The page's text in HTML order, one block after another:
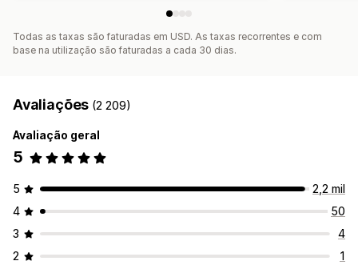
Todas as taxas são faturadas em USD. As taxas recorrentes e com
base na utilização são faturadas a cada 30 dias.
Avaliações (2 209)
Avaliação geral
5
5
2,2 mil
4
50
3
4
2
1